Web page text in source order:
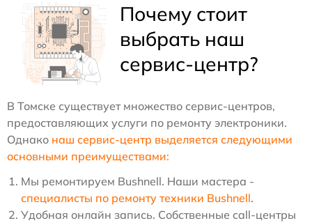
Почему стоит
выбрать наш
сервис-центр?
В Томске существует множество сервис-центров,
предоставляющих услуги по ремонту электроники.
Однако наш сервис-центр выделяется следующими
основными преимуществами:
Мы ремонтируем Bushnell. Наши мастера -
специалисты по ремонту техники Bushnell.
Удобная онлайн запись. Собственные call-центры